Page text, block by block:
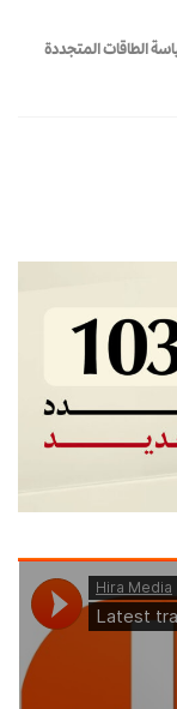
الطاقات المتجددة